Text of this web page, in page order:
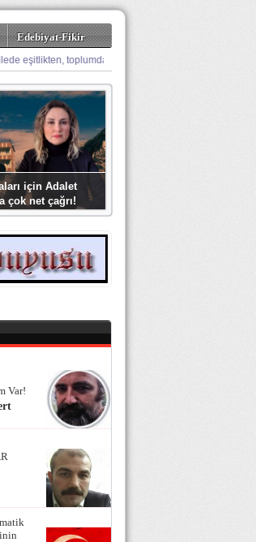
Edebiyat-Fikir
için Adalet
çok net çağrı!
Var!